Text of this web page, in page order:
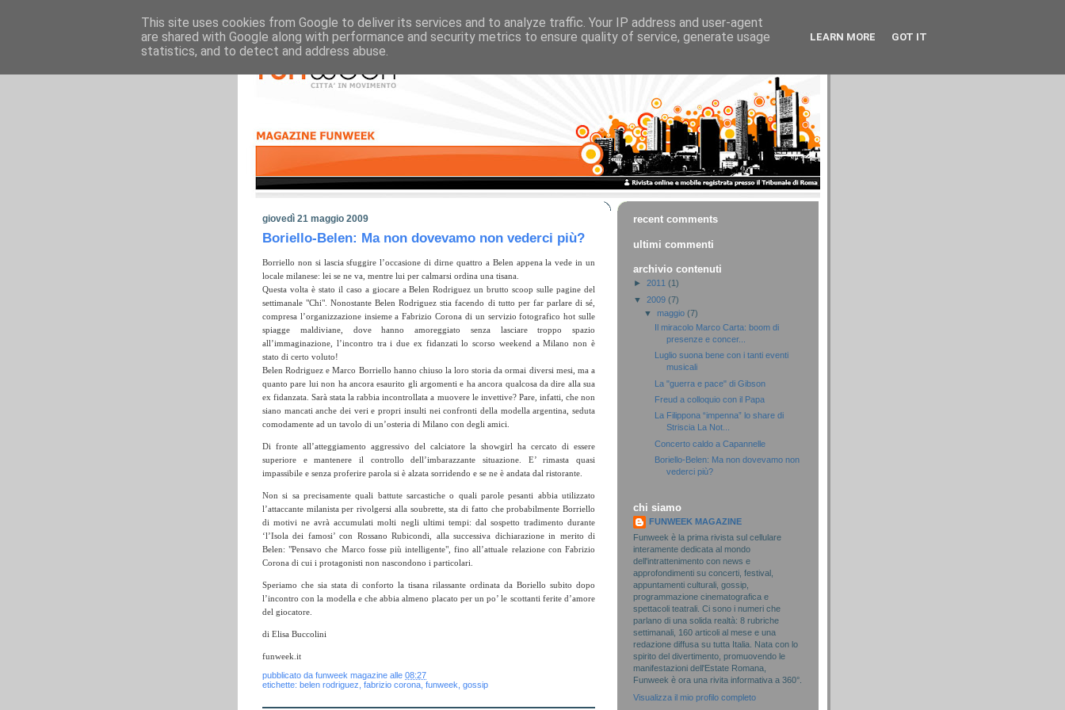
giovedì 21 maggio 2009
Boriello-Belen: Ma non dovevamo non vederci più?
Borriello non si lascia sfuggire l’occasione di dirne quattro a Belen appena la vede in un
locale milanese: lei se ne va, mentre lui per calmarsi ordina una tisana.
Questa volta è stato il caso a giocare a Belen Rodriguez un brutto scoop sulle pagine del
settimanale "Chi". Nonostante Belen Rodriguez stia facendo di tutto per far parlare di sé,
compresa l’organizzazione insieme a Fabrizio Corona di un servizio fotografico hot sulle
spiagge maldiviane, dove hanno amoreggiato senza lasciare troppo spazio
all’immaginazione, l’incontro tra i due ex fidanzati lo scorso weekend a Milano non è
stato di certo voluto!
Belen Rodriguez e Marco Borriello hanno chiuso la loro storia da ormai diversi mesi, ma a
quanto pare lui non ha ancora esaurito gli argomenti e ha ancora qualcosa da dire alla sua
ex fidanzata. Sarà stata la rabbia incontrollata a muovere le invettive? Pare, infatti, che non
siano mancati anche dei veri e propri insulti nei confronti della modella argentina, seduta
comodamente ad un tavolo di un’osteria di Milano con degli amici.
Di fronte all’atteggiamento aggressivo del calciatore la showgirl ha cercato di essere
superiore e mantenere il controllo dell’imbarazzante situazione. E’ rimasta quasi
impassibile e senza proferire parola si è alzata sorridendo e se ne è andata dal ristorante.
Non si sa precisamente quali battute sarcastiche o quali parole pesanti abbia utilizzato
l’attaccante milanista per rivolgersi alla soubrette, sta di fatto che probabilmente Borriello
di motivi ne avrà accumulati molti negli ultimi tempi: dal sospetto tradimento durante
‘l’Isola dei famosi’ con Rossano Rubicondi, alla successiva dichiarazione in merito di
Belen: "Pensavo che Marco fosse più intelligente", fino all’attuale relazione con Fabrizio
Corona di cui i protagonisti non nascondono i particolari.
Speriamo che sia stata di conforto la tisana rilassante ordinata da Boriello subito dopo
l’incontro con la modella e che abbia almeno placato per un po’ le scottanti ferite d’amore
del giocatore.
di Elisa Buccolini
funweek.it
pubblicato da funweek magazine alle 08:27
etichette: belen rodriguez fabrizio corona funweek gossip
recent comments
ultimi commenti
archivio contenuti
► 2011 (1)
▼ 2009 (7)
▼ maggio (7)
Il miracolo Marco Carta: boom di
presenze e concer...
Luglio suona bene con i tanti eventi
musicali
La "guerra e pace" di Gibson
Freud a colloquio con il Papa
La Filippona “impenna” lo share di
Striscia La Not...
Concerto caldo a Capannelle
Boriello-Belen: Ma non dovevamo non
vederci più?
chi siamo
FUNWEEK MAGAZINE
Funweek è la prima rivista sul cellulare
interamente dedicata al mondo
dell'intrattenimento con news e
approfondimenti su concerti, festival,
appuntamenti culturali, gossip,
programmazione cinematografica e
spettacoli teatrali. Ci sono i numeri che
parlano di una solida realtà: 8 rubriche
settimanali, 160 articoli al mese e una
redazione diffusa su tutta Italia. Nata con lo
spirito del divertimento, promuovendo le
manifestazioni dell'Estate Romana,
Funweek è ora una rivita informativa a 360°.
Visualizza il mio profilo completo
This site uses cookies from Google to deliver its services and to analyze traffic. Your IP address and user-agent
are shared with Google along with performance and security metrics to ensure quality of service, generate usage
statistics, and to detect and address abuse.
LEARN MORE GOT IT